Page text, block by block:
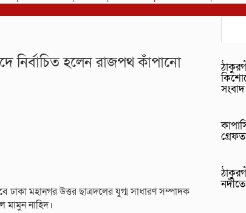
নির্বাচিত হলেন রাজপথ কাঁপানো
ঢাকা মহানগর উত্তর ছাত্রদলের যুগ্ম সাধারণ সম্পাদক
মামুন নাহিদ।
সংবাদ